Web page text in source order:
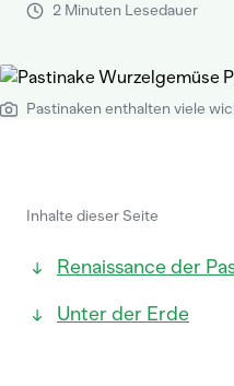
2 Minuten Lesedauer
Pastinaken enthalten viele
Inhalte dieser Seite
Renaissance der
Unter der Erde